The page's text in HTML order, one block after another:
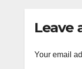
Leave
Your email